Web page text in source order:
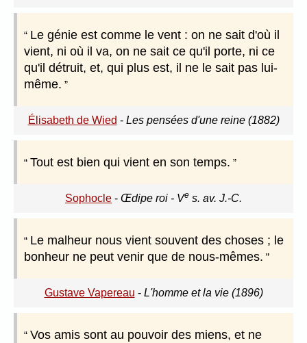
Le génie est comme le vent : on ne sait d'où il
vient, ni où il va, on ne sait ce qu'il porte, ni ce
qu'il détruit, et, qui plus est, il ne le sait pas lui-
même.
Élisabeth de Wied - Les pensées d'une reine (1882)
Tout est bien qui vient en son temps.
Sophocle - Œdipe roi - Ve s. av. J.-C.
Le malheur nous vient souvent des choses ; le
bonheur ne peut venir que de nous-mêmes.
Gustave Vapereau - L'homme et la vie (1896)
Vos amis sont au pouvoir des miens, et ne